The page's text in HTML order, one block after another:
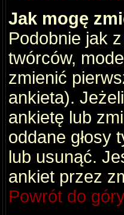
Jak mogę
Podobnie jak
twórców,
zmienić
ankieta).
ankietę lub
oddane głosy
lub usunąć.
ankiet przez
Powrót do